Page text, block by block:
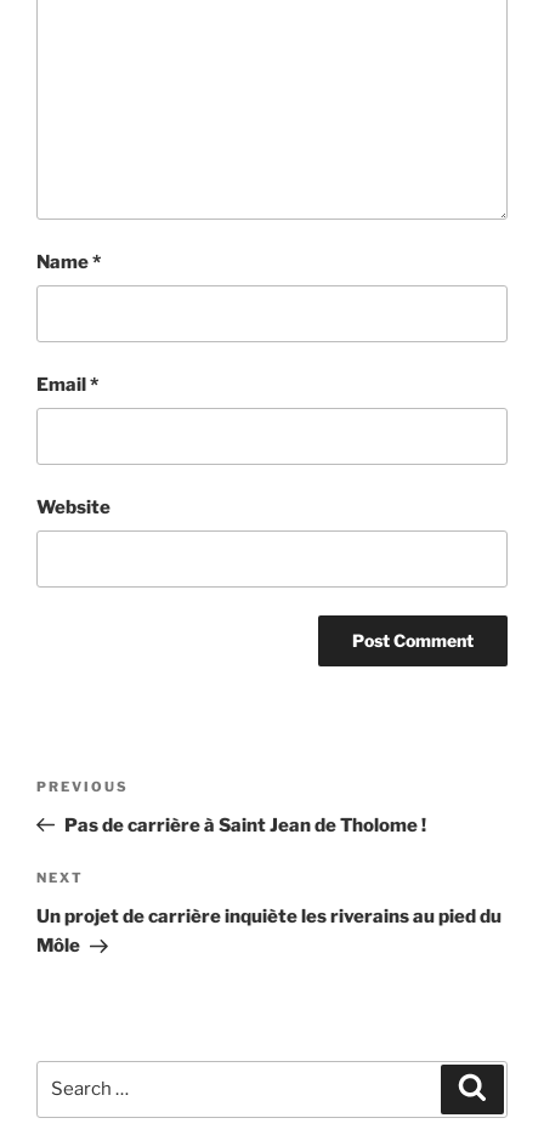
Name*
Email*
Website
Previous
Post
PREVIOUS
Pas de carrière à Saint Jean de Tholome !
Next
Post
NEXT
Un projet de carrière inquiète les riverains au pied du
Môle